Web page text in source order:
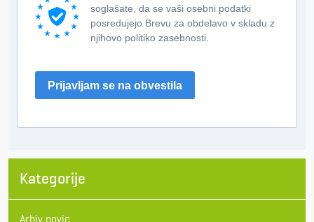
soglašate, da se vaši osebni podatki
posredujejo Brevu za obdelavo v skladu z
njihovo politiko zasebnosti.
Prijavljam se na obvestila
Kategorije
Arhiv novic